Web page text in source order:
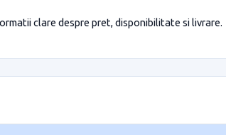
clare despre pret, disponibilitate si livrare.